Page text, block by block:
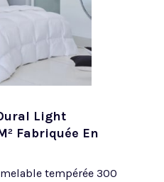
Light
Fabriquée En
tempérée 300